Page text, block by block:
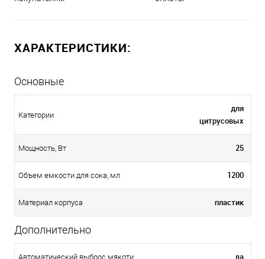
ХАРАКТЕРИСТИКИ:
Основные
Категории
для
цитрусовых
Мощность, Вт 25
Объем емкости для сока, мл 1200
Материал корпуса пластик
Дополнительно
Автоматический выброс мякоти да